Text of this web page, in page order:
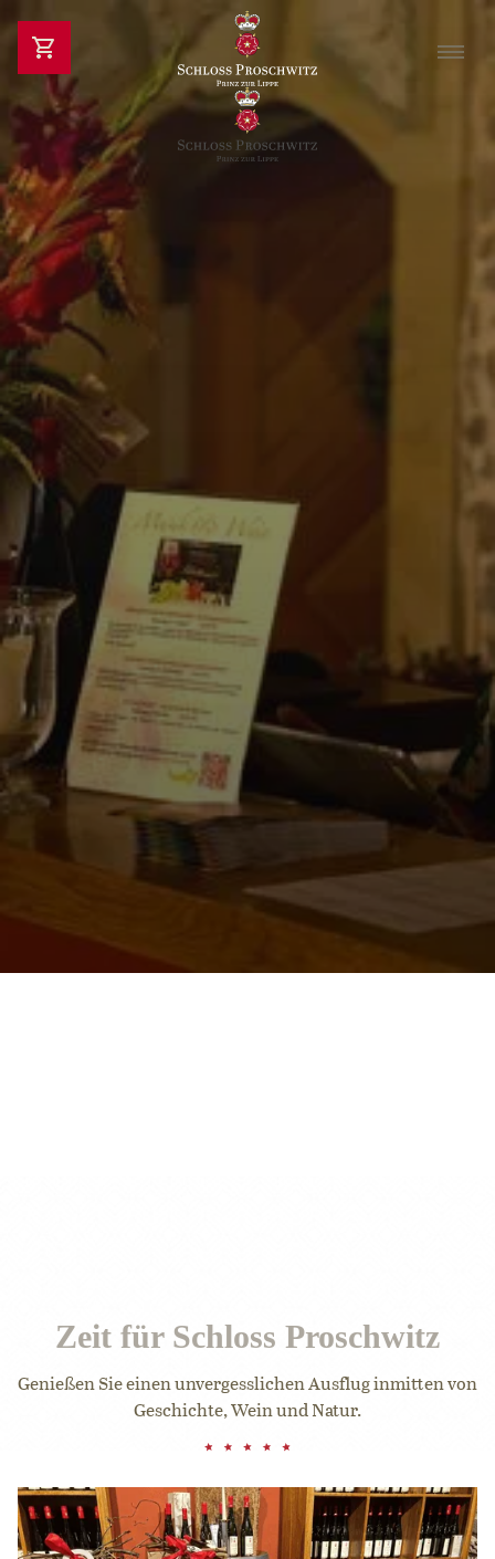
Zeit für Schloss Proschwitz
Genießen Sie einen unvergesslichen Ausflug inmitten von
Geschichte, Wein und Natur.